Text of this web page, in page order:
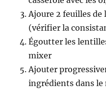
Ajoure 2 feuilles
(vérifier la
Égoutter les
mixer
Ajouter
ingrédients dans le